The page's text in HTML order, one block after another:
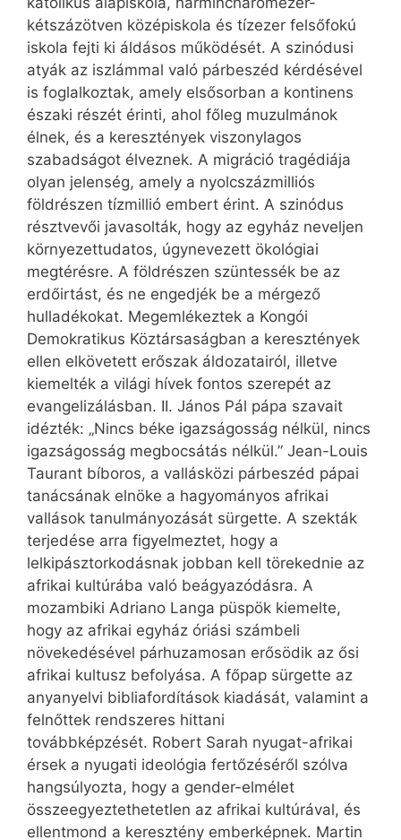
kétszázötven középiskola és tízezer felsőfokú
iskola fejti ki áldásos működését. A szinódusi
atyák az iszlámmal való párbeszéd kérdésével
is foglalkoztak, amely elsősorban a kontinens
északi részét érinti, ahol főleg muzulmánok
élnek, és a keresztények viszonylagos
szabadságot élveznek. A migráció tragédiája
olyan jelenség, amely a nyolcszázmilliós
földrészen tízmillió embert érint. A szinódus
résztvevői javasolták, hogy az egyház neveljen
környezettudatos, úgynevezett ökológiai
megtérésre. A földrészen szüntessék be az
erdőirtást, és ne engedjék be a mérgező
hulladékokat. Megemlékeztek a Kongói
Demokratikus Köztársaságban a keresztények
ellen elkövetett erőszak áldozatairól, illetve
kiemelték a világi hívek fontos szerepét az
evangelizálásban. II. János Pál pápa szavait
idézték: „Nincs béke igazságosság nélkül, nincs
igazságosság megbocsátás nélkül.” Jean-Louis
Taurant bíboros, a vallásközi párbeszéd pápai
tanácsának elnöke a hagyományos afrikai
vallások tanulmányozását sürgette. A szekták
terjedése arra figyelmeztet, hogy a
lelkipásztorkodásnak jobban kell törekednie az
afrikai kultúrába való beágyazódásra. A
mozambiki Adriano Langa püspök kiemelte,
hogy az afrikai egyház óriási számbeli
növekedésével párhuzamosan erősödik az ősi
afrikai kultusz befolyása. A főpap sürgette az
anyanyelvi bibliafordítások kiadását, valamint a
felnőttek rendszeres hittani
továbbképzését. Robert Sarah nyugat-afrikai
érsek a nyugati ideológia fertőzéséről szólva
hangsúlyozta, hogy a gender-elmélet
összeegyeztethetetlen az afrikai kultúrával, és
ellentmond a keresztény emberképnek. Martin